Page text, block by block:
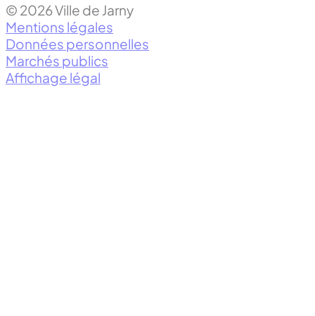
© 2026 Ville de Jarny
Mentions légales
Données personnelles
Marchés publics
Affichage légal